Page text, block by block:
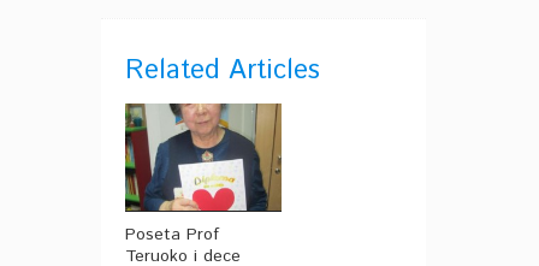
Related Articles
Poseta Prof
Teruoko i dece